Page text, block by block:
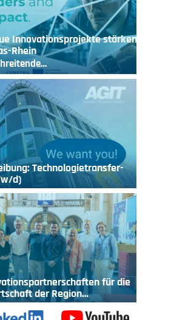
Innovationsprojekte stärken
Rhein
Technologietransfer-
d)
für die
der Region…